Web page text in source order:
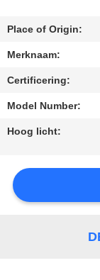
VR
SITEMAP
PRIVACY
Place of Origin:
Merknaam:
Certificering:
Model Number:
Hoog licht: